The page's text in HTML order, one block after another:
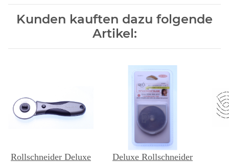
Kunden kauften dazu folgende
Artikel:
Rollschneider Deluxe
Deluxe Rollschneider